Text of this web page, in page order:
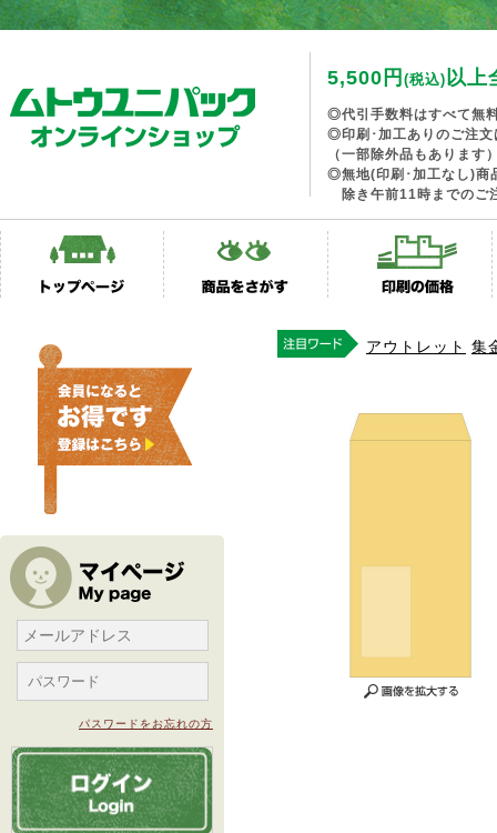
5,500円 (税込)以上
◎代引手数料はすべて無
◎印刷･加工ありのご注文
（一部除外品もあります
◎無地(印刷･加工なし)商
除き午前11時までのご
パスワードをお忘れの方
アウトレット 集